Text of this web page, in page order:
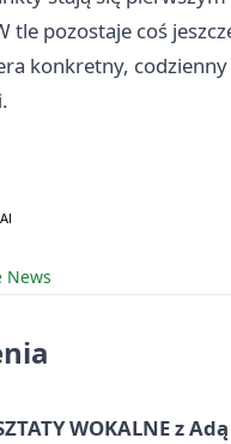
pozostaje coś
konkretny, codzienny
.
News
WOKALNE z